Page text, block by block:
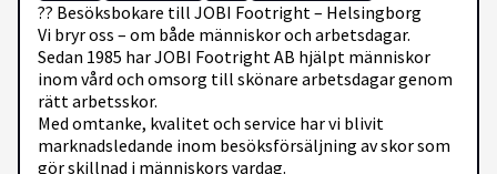
?? Besöksbokare till JOBI Footright – Helsingborg
Vi bryr oss – om både människor och arbetsdagar.
Sedan 1985 har JOBI Footright AB hjälpt människor
inom vård och omsorg till skönare arbetsdagar genom
rätt arbetsskor.
Med omtanke, kvalitet och service har vi blivit
marknadsledande inom besöksförsäljning av skor som
gör skillnad i människors vardag.